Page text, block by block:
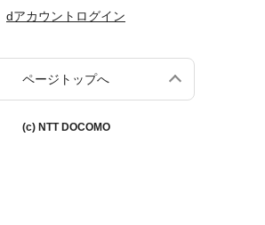
dアカウントログイン
ページトップへ
(c) NTT DOCOMO